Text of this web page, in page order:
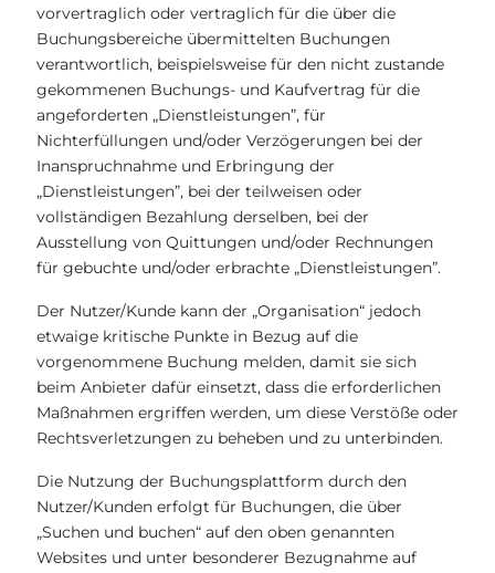
vorvertraglich oder vertraglich für die über die
Buchungsbereiche übermittelten Buchungen
verantwortlich, beispielsweise für den nicht zustande
gekommenen Buchungs- und Kaufvertrag für die
angeforderten „Dienstleistungen”, für
Nichterfüllungen und/oder Verzögerungen bei der
Inanspruchnahme und Erbringung der
„Dienstleistungen”, bei der teilweisen oder
vollständigen Bezahlung derselben, bei der
Ausstellung von Quittungen und/oder Rechnungen
für gebuchte und/oder erbrachte „Dienstleistungen”.
Der Nutzer/Kunde kann der „Organisation“ jedoch
etwaige kritische Punkte in Bezug auf die
vorgenommene Buchung melden, damit sie sich
beim Anbieter dafür einsetzt, dass die erforderlichen
Maßnahmen ergriffen werden, um diese Verstöße oder
Rechtsverletzungen zu beheben und zu unterbinden.
Die Nutzung der Buchungsplattform durch den
Nutzer/Kunden erfolgt für Buchungen, die über
„Suchen und buchen“ auf den oben genannten
Websites und unter besonderer Bezugnahme auf